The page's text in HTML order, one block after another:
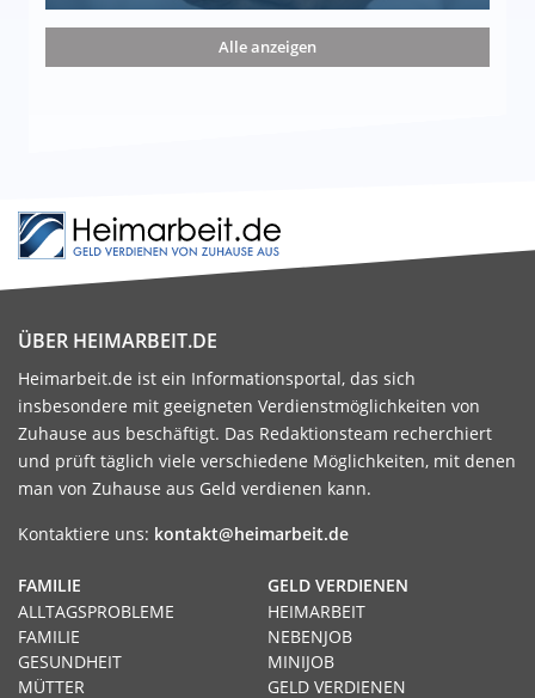
die 15 besten Möglichkeiten
Alle anzeigen
ÜBER HEIMARBEIT.DE
Heimarbeit.de ist ein Informationsportal, das sich
insbesondere mit geeigneten Verdienstmöglichkeiten von
Zuhause aus beschäftigt. Das Redaktionsteam recherchiert
und prüft täglich viele verschiedene Möglichkeiten, mit denen
man von Zuhause aus Geld verdienen kann.
Kontaktiere uns: kontakt@heimarbeit.de
GELD VERDIENEN
HEIMARBEIT
NEBENJOB
MINIJOB
GELD VERDIENEN
FAMILIE
ALLTAGSPROBLEME
FAMILIE
GESUNDHEIT
MÜTTER